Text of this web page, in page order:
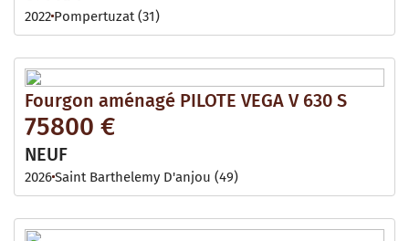
2022 Pompertuzat (31)
Fourgon aménagé PILOTE VEGA V 630 S
75800 €
NEUF
2026Saint Barthelemy D'anjou (49)